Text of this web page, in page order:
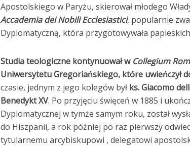
Apostolskiego w Paryżu, skierował młodego
Accademia dei Nobili Ecclesiastici, popularnie
Dyplomatyczną, która przygotowywała
Studia teologiczne kontynuował w Collegium
Uniwersytetu Gregoriańskiego, które uwieńczył
czasie, jednym z jego kolegów był ks. Giacomo
Benedykt XV. Po przyjęciu święceń w 1885 i
Dyplomatycznej w tymże samym roku, został
do Hiszpanii, a rok później po raz pierwszy
tytularnemu arcybiskupowi , delegatowi